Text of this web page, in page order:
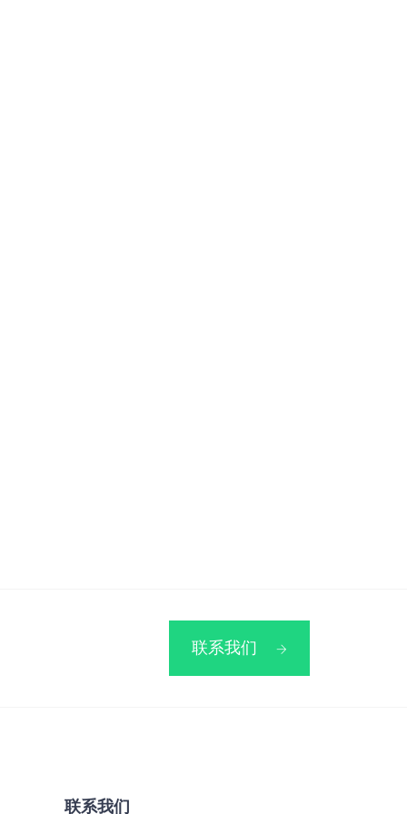
联系我们
联系我们